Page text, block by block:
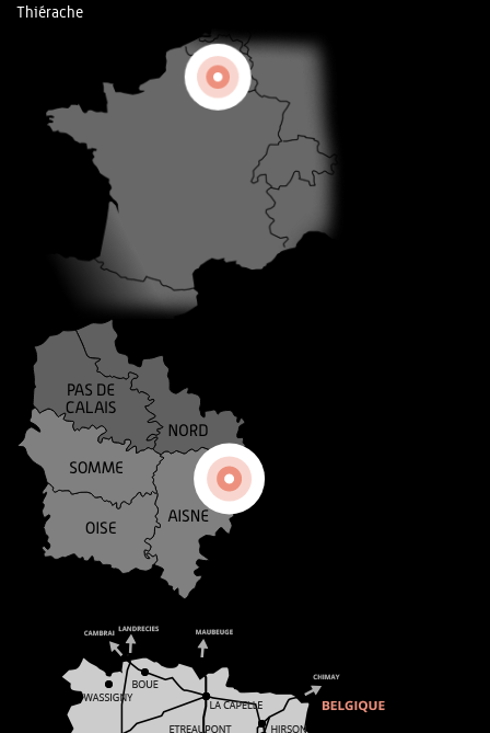
Thiérache